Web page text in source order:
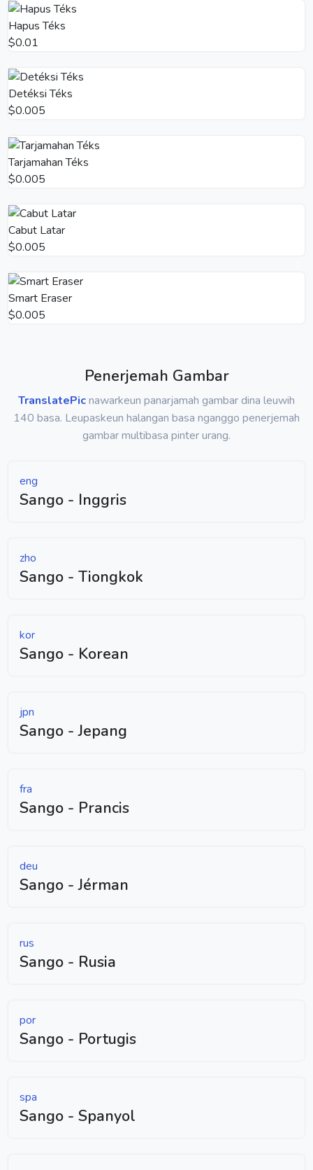
Hapus Téks
$0.01
Detéksi Téks
$0.005
Tarjamahan Téks
$0.005
Cabut Latar
$0.005
Smart Eraser
$0.005
Penerjemah Gambar
TranslatePicnawarkeun panarjamah gambar dina leuwih
140 basa. Leupaskeun halangan basa nganggo penerjemah
gambar multibasa pinter urang.
eng
Sango - Inggris
zho
Sango - Tiongkok
kor
Sango - Korean
jpn
Sango - Jepang
fra
Sango - Prancis
deu
Sango - Jérman
rus
Sango - Rusia
por
Sango - Portugis
spa
Sango - Spanyol